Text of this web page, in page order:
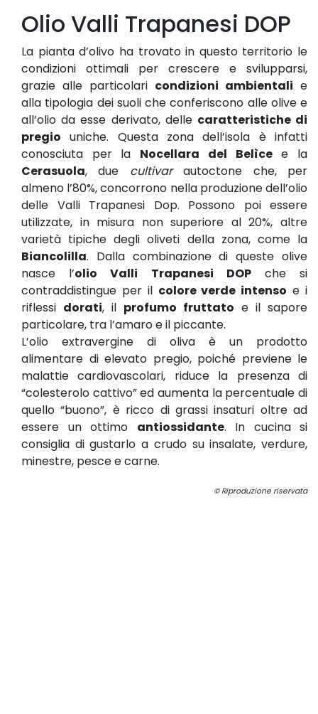
Olio Valli Trapanesi DOP
La pianta d’olivo ha trovato in questo territorio le
condizioni ottimali per crescere e svilupparsi,
grazie alle particolari condizioni ambientali e
alla tipologia dei suoli che conferiscono alle olive e
all’olio da esse derivato, delle caratteristiche di
pregio uniche. Questa zona dell’isola è infatti
conosciuta per la Nocellara del Belìcee la
Cerasuola, due cultivarautoctone che, per
almeno l’80%, concorrono nella produzione dell’olio
delle Valli Trapanesi Dop. Possono poi essere
utilizzate, in misura non superiore al 20%, altre
varietà tipiche degli oliveti della zona, come la
Biancolilla. Dalla combinazione di queste olive
nasce l’olio Valli Trapanesi DOPche si
contraddistingue per il colore verde intenso e i
riflessi dorati, il profumo fruttato e il sapore
particolare, tra l’amaro e il piccante.
L’olio extravergine di oliva è un prodotto
alimentare di elevato pregio, poiché previene le
malattie cardiovascolari, riduce la presenza di
“colesterolo cattivo” ed aumenta la percentuale di
quello “buono”, è ricco di grassi insaturi oltre ad
essere un ottimo antiossidante. In cucina si
consiglia di gustarlo a crudo su insalate, verdure,
minestre, pesce e carne.
© Riproduzione riservata